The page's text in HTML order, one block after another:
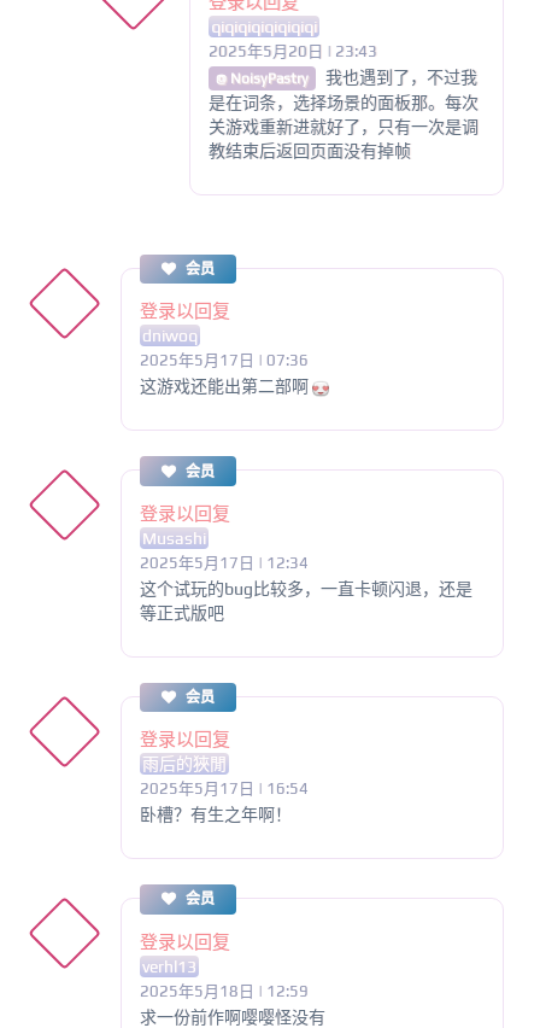
qiqiqiqiqiqiqiqi
2025年5月20日 | 23:43
@ NoisyPastry
我也遇到了，不过我
是在词条，选择场景的面板那。每次
关游戏重新进就好了，只有一次是调
教结束后返回页面没有掉帧
会员
登录以回复
dniwoq
2025年5月17日 | 07:36
这游戏还能出第二部啊
会员
登录以回复
Musashi
2025年5月17日 | 12:34
这个试玩的bug比较多，一直卡顿闪退，还是
等正式版吧
会员
登录以回复
雨后的狹閒
2025年5月17日 | 16:54
卧槽？有生之年啊！
会员
登录以回复
verhl13
2025年5月18日 | 12:59
求一份前作啊嘤嘤怪没有